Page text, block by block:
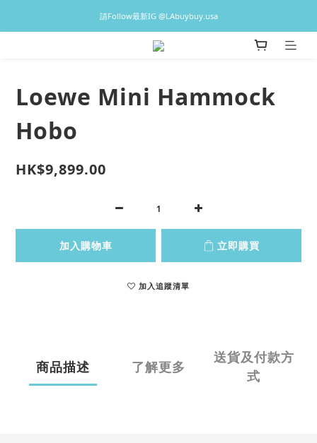
♡預訂貨品2-3星期到港，香港現貨1-3日出貨 ♡
請Follow最新IG @LAbuybuy.usa
♡預訂貨品2-3星期到港，香港現貨1-3日出貨 ♡
Loewe Mini Hammock
Hobo
HK$9,899.00
加入購物車 立即購買
加入追蹤清單
商品描述 了解更多
送貨及付款方
式